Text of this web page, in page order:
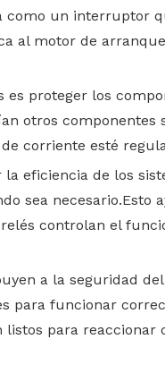
como un
al motor de
proteger los
otros
corriente esté
eficiencia de los
sea
controlan el
a la seguridad
para funcionar
para